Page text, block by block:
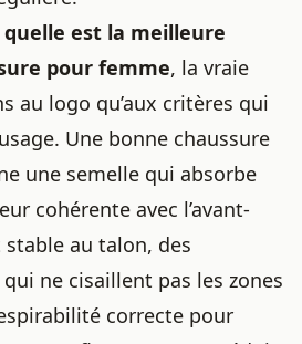
quelle est la meilleure
pour femme, la vraie
au logo qu’aux critères qui
Une bonne chaussure
une semelle qui absorbe
cohérente avec l’avant-
au talon, des
ne cisaillent pas les zones
correcte pour